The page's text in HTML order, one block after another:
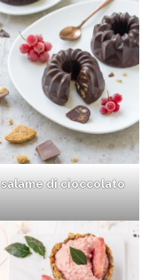
salame di cioccolato